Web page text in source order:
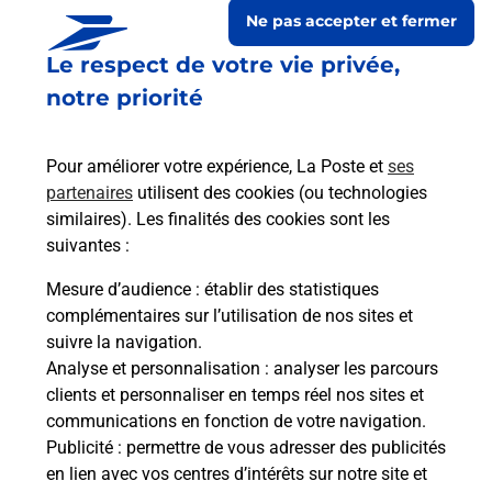
Le respect de votre vie privée,
notre priorité
Pour améliorer votre expérience, La Poste et ses
partenaires utilisent des cookies (ou technologies
similaires). Les finalités des cookies sont les
suivantes :
Mesure d’audience : établir des statistiques
complémentaires sur l’utilisation de nos sites et
suivre la navigation.
Analyse et personnalisation : analyser les parcours
clients et personnaliser en temps réel nos sites et
communications en fonction de votre navigation.
Publicité : permettre de vous adresser des publicités
en lien avec vos centres d’intérêts sur notre site et
Ne pas accepter et fermer
Collecte du courrier aujourd'hui à 09h30
60 Impasse De L Abbe Chaverou
24110 Bourrou
Itinéraire
Le lien s'ouvre dans un nouvel onglet